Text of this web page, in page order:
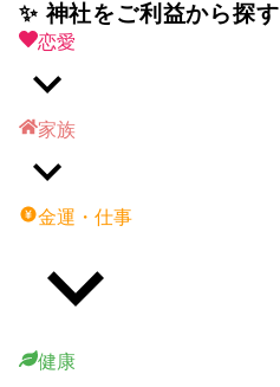
✨ 神社をご利益から探す
恋愛
家族
金運・仕事
健康